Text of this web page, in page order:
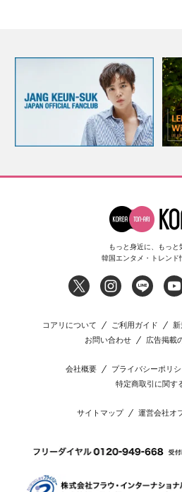
もっと身近に、もっと
韓国エンタメ・トレンド
コアリについて ご利用ガイド
お問い合わせ
広告掲載
会社概要 プライバシーポリシ
特定商取引に関す
サイトマップ 運営会社オ